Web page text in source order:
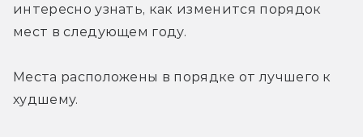
интересно узнать, как изменится порядок
мест в следующем году.
Места расположены в порядке от лучшего к
худшему.